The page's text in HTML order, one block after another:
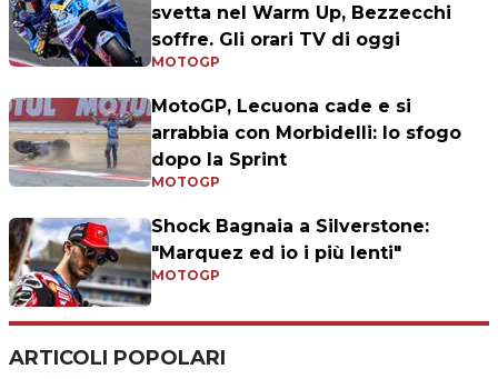
svetta nel Warm Up, Bezzecchi
soffre. Gli orari TV di oggi
MOTOGP
MotoGP, Lecuona cade e si
arrabbia con Morbidelli: lo sfogo
dopo la Sprint
MOTOGP
Shock Bagnaia a Silverstone:
"Marquez ed io i più lenti"
MOTOGP
ARTICOLI POPOLARI